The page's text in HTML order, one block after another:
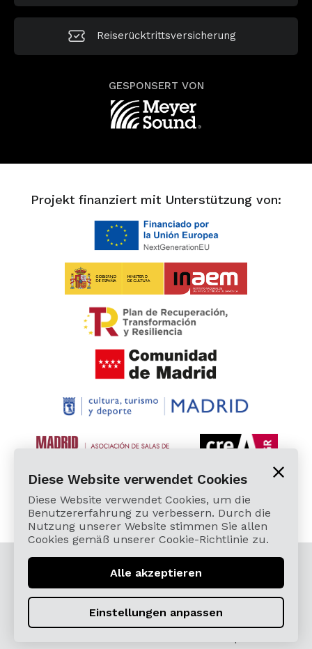
Reiserücktrittsversicherung
GESPONSERT VON
Projekt finanziert mit Unterstützung von:
© 2026 Cardamomo Flamenco Madrid - Alle Rechte
vorbehalten.
Política de Devoluciones y Reintegros
Diese Website verwendet Cookies
Diese Website verwendet Cookies, um die
Benutzererfahrung zu verbessern. Durch die
Nutzung unserer Website stimmen Sie allen
Cookies gemäß unserer Cookie-Richtlinie zu.
Alle akzeptieren
Einstellungen anpassen